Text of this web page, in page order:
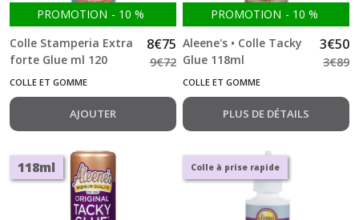
PROMOTION - 10 %
Colle Stamperia Extra
forte Glue ml 120
8€75
9€72
COLLE ET GOMME
AJOUTER
PROMOTION - 10 %
Aleene's • Colle Tacky
Glue 118ml
3€50
3€89
COLLE ET GOMME
PLUS DE DÉTAILS
118ml Colle à prise rapide